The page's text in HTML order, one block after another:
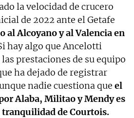
la velocidad de crucero
de 2022 ante el Getafe
al Alcoyano y al Valencia en
hay algo que Ancelotti
prestaciones de su equipo
ha dejado de registrar
nadie cuestiona que el
Alaba, Militao y Mendy es
de Courtois.